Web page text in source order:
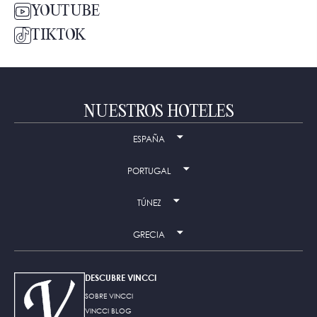
YOUTUBE
TIKTOK
NUESTROS HOTELES
ESPAÑA
PORTUGAL
TÚNEZ
GRECIA
DESCUBRE VINCCI
SOBRE VINCCI
VINCCI BLOG